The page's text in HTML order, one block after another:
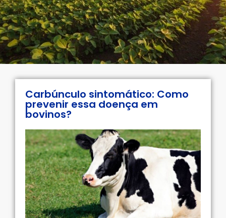
Carbúnculo sintomático: Como
prevenir essa doença em
bovinos?